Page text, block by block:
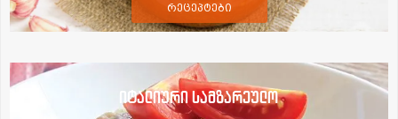
რეცეპტები
იტალიური სამზარეულო